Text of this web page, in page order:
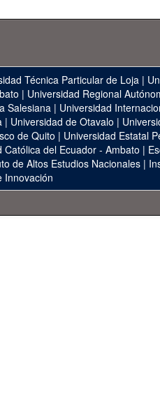
Técnica Particular de Loja |
| Universidad Regional
Salesiana| Universidad
| Universidad de Otavalo |
de Quito | Universidad Estatal
Católica del Ecuador - Ambato |
de Altos Estudios Nacionales |
Innovación